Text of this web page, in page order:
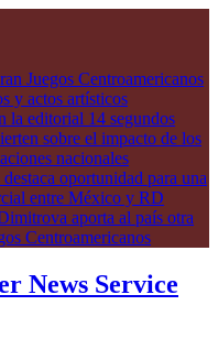
Juegos Centroamericanos
y actos artísticos
la editorial 14 segundos
sobre el impacto de los
nacionales
oportunidad para una
entre México y RD
aporta al país otra
Centroamericanos
News Service